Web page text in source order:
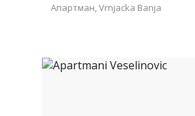
Апартман Vrnjacka Banja